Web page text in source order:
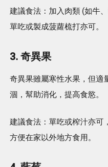
建議食法：加入肉類 (如牛
單吃或製成菠蘿梳打亦可。
3. 奇異果
奇異果雖屬寒性水果，但適
涸，幫助消化，提高食慾。
建議食法：單吃或榨汁亦可
方便在家以外地方食用。